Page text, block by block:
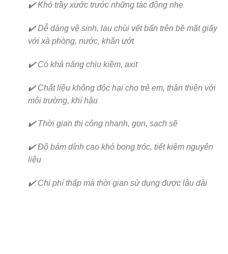
✔️ Khó trầy xước trước những tác động nhẹ
✔️ Dễ dàng vệ sinh, lau chùi vết bẩn trên bề mặt giấy
với xà phòng, nước, khăn ướt
✔️ Có khả năng chịu kiềm, axit
✔️ Chất liệu không độc hại cho trẻ em, thân thiện với
môi trường, khí hậu
✔️ Thời gian thi công nhanh, gọn, sạch sẽ
✔️ Độ bám dính cao khó bong tróc, tiết kiệm nguyên
liệu
✔️ Chi phí thấp mà thời gian sử dụng được lâu dài